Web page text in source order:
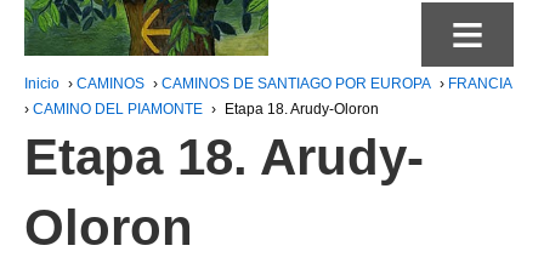
≡
Inicio › CAMINOS › CAMINOS DE SANTIAGO POR EUROPA › FRANCIA
› CAMINO DEL PIAMONTE › Etapa 18. Arudy-Oloron
Etapa 18. Arudy-
Oloron